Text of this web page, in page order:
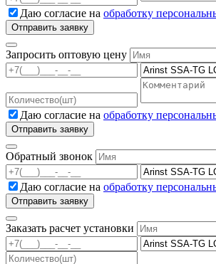
Даю согласие на обработку
Запросить оптовую цену
Даю согласие на обработку
Обратный звонок
Даю согласие на обработку
Заказать расчет установки